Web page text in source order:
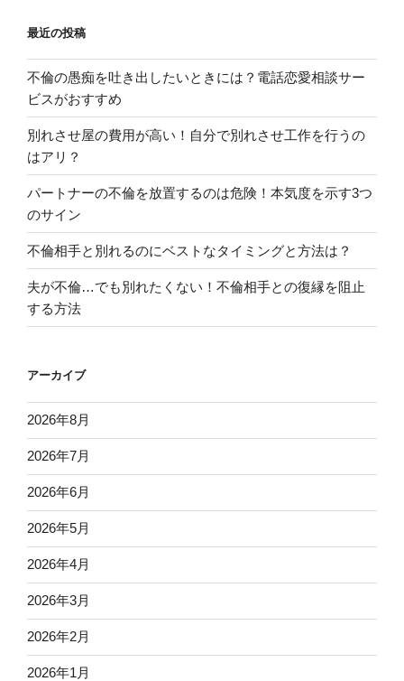
最近の投稿
不倫の愚痴を吐き出したいときには？電話恋愛相談サー
ビスがおすすめ
別れさせ屋の費用が高い！自分で別れさせ工作を行うの
はアリ？
パートナーの不倫を放置するのは危険！本気度を示す3つ
のサイン
不倫相手と別れるのにベストなタイミングと方法は？
夫が不倫…でも別れたくない！不倫相手との復縁を阻止
する方法
アーカイブ
2026年8月
2026年7月
2026年6月
2026年5月
2026年4月
2026年3月
2026年2月
2026年1月